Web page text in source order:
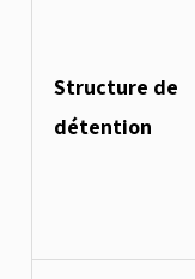
Structure de
détention